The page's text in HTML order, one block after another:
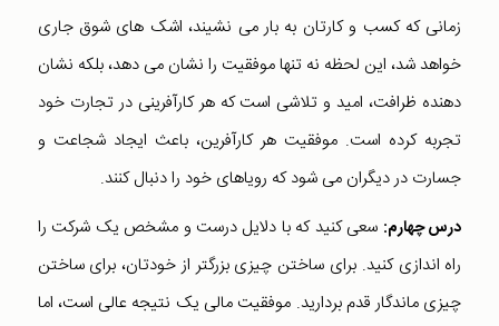
زمانی که کسب و کارتان به بار می نشیند، اشک های شوق جاری
خواهد شد، این لحظه نه تنها موفقیت را نشان می دهد، بلکه نشان
دهنده ظرافت، امید و تلاشی است که هر کارآفرینی در تجارت خود
تجربه کرده است. موفقیت هر کارآفرین، باعث ایجاد شجاعت و
جسارت در دیگران می شود که رویاهای خود را دنبال کنند.
درس چهارم: سعی کنید که با دلایل درست و مشخص یک شرکت را
راه اندازی کنید. برای ساختن چیزی بزرگتر از خودتان، برای ساختن
چیزی ماندگار قدم بردارید. موفقیت مالی یک نتیجه عالی است، اما